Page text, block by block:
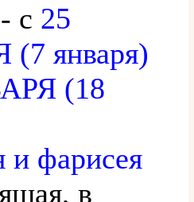
с 25
января)
(18
фарисея
в